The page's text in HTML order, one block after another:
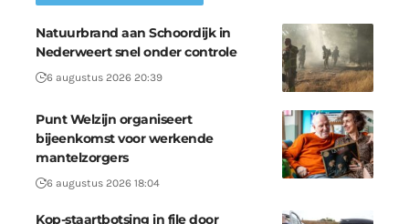
Natuurbrand aan Schoordijk in
Nederweert snel onder controle
6 augustus 2026 20:39
Punt Welzijn organiseert
bijeenkomst voor werkende
mantelzorgers
6 augustus 2026 18:04
Kop-staartbotsing in file door